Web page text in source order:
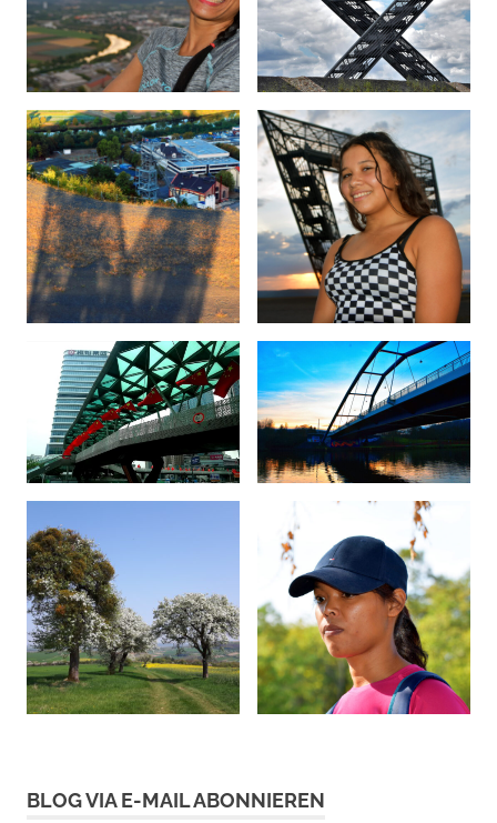
BLOG VIA E-MAIL ABONNIEREN